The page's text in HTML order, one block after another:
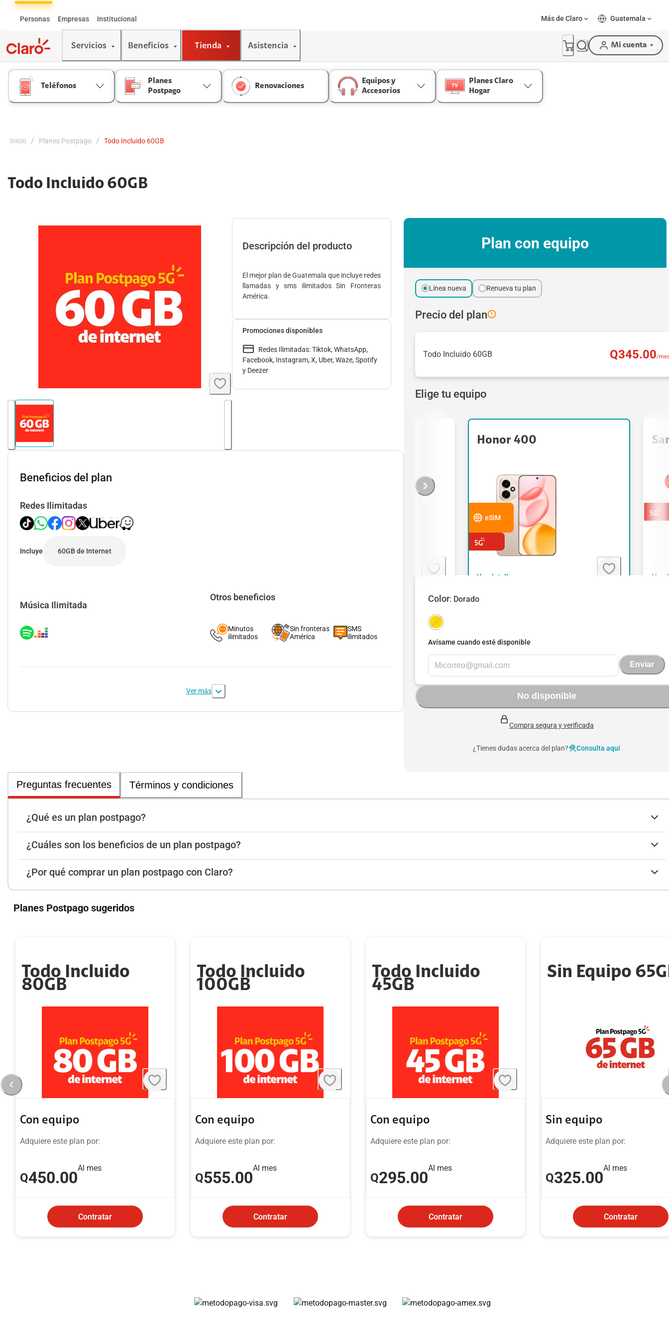
Personas Empresas Institucional Más de Claro Guatemala
Servicios Beneficios Tienda Asistencia Mi cuenta
Teléfonos
Planes
Postpago
Renovaciones
Equipos y
Accesorios
Planes Claro
Hogar
Inicio / Planes Postpago / Todo Incluido 60GB
Todo Incluido 60GB
Descripción del producto
El mejor plan de Guatemala que incluye redes
llamadas y sms ilimitados Sin Fronteras
América.
Promociones disponibles
Redes Ilimitadas: Tiktok, WhatsApp,
Facebook, Instagram, X, Uber, Waze, Spotify
y Deezer
Beneficios del plan
Redes Ilimitadas
Incluye 60GB de Internet
Música Ilimitada
Otros beneficios
Minutos
ilimitados
Sin fronteras
América
SMS
ilimitados
Ver más
Plan con equipo
Línea nueva Renueva tu plan
Precio del plan
Todo Incluido 60GB Q345.00/
Elige tu equipo
S26+ Honor 400
eSIM
Ver detalle Ver
Color: Dorado
Avísame cuando esté disponible
Enviar
No disponible
Compra segura y verificada
¿Tienes dudas acerca del plan? Consulta aquí
Preguntas frecuentes Términos y condiciones
¿Qué es un plan postpago?
¿Cuáles son los beneficios de un plan postpago?
¿Por qué comprar un plan postpago con Claro?
Planes Postpago sugeridos
Todo Incluido
80GB
Con equipo
Adquiere este plan por:
Q450.00
Al mes
Contratar
Todo Incluido
100GB
Con equipo
Adquiere este plan por:
Q555.00
Al mes
Contratar
Todo Incluido
45GB
Con equipo
Adquiere este plan por:
Q295.00
Al mes
Contratar
Sin Equipo
Sin equipo
Adquiere este plan por:
Q325.00
Al mes
Contratar